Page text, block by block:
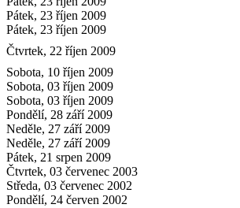
Pátek, 23 říjen 2009
Pátek, 23 říjen 2009
Čtvrtek, 22 říjen 2009
Sobota, 10 říjen 2009
Sobota, 03 říjen 2009
Sobota, 03 říjen 2009
Pondělí, 28 září 2009
Neděle, 27 září 2009
Neděle, 27 září 2009
Pátek, 21 srpen 2009
Čtvrtek, 03 červenec 2003
Středa, 03 červenec 2002
Pondělí, 24 červen 2002